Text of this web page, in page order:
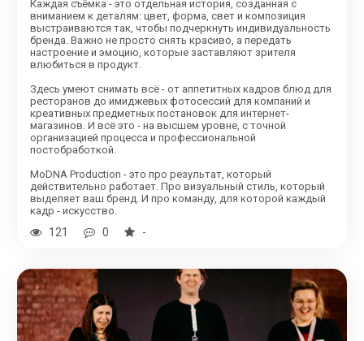
Каждая съёмка - это отдельная история, созданная с
вниманием к деталям: цвет, форма, свет и композиция
выстраиваются так, чтобы подчеркнуть индивидуальность
бренда. Важно не просто снять красиво, а передать
настроение и эмоцию, которые заставляют зрителя
влюбиться в продукт.
Здесь умеют снимать всё - от аппетитных кадров блюд для
ресторанов до имиджевых фотосессий для компаний и
креативных предметных постановок для интернет-
магазинов. И всё это - на высшем уровне, с точной
организацией процесса и профессиональной
постобработкой.
MoDNA Production - это про результат, который
действительно работает. Про визуальный стиль, который
выделяет ваш бренд. И про команду, для которой каждый
кадр - искусство.
121 0 -